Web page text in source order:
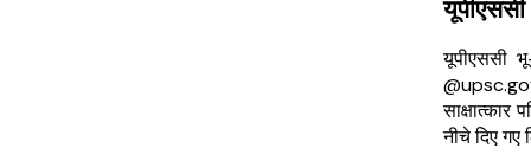
यूपीएससी
साक्षात्कार
नीचे दिए